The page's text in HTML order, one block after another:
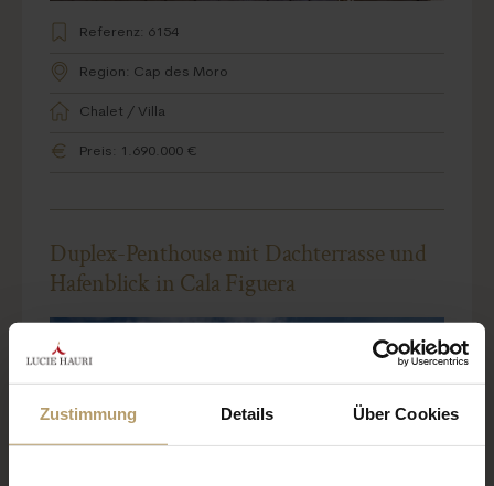
Zustimmung Details Über Cookies
Referenz: 6154
Region: Cap des Moro
Chalet / Villa
Preis: 1.690.000 €
Duplex-Penthouse mit Dachterrasse und
Hafenblick in Cala Figuera